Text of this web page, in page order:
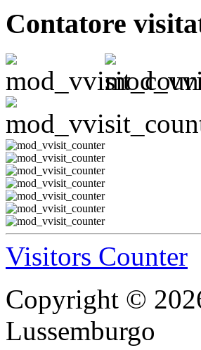
Contatore
Visitors Counter
Copyright ©
Lussemburgo